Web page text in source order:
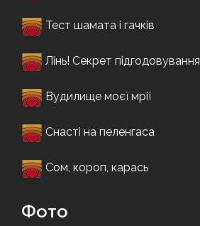
Тест шамата і гачків
Лінь! Секрет підгодовування
Вудилище моєї мрії
Снасті на пеленгаса
Сом, короп, карась
Фото